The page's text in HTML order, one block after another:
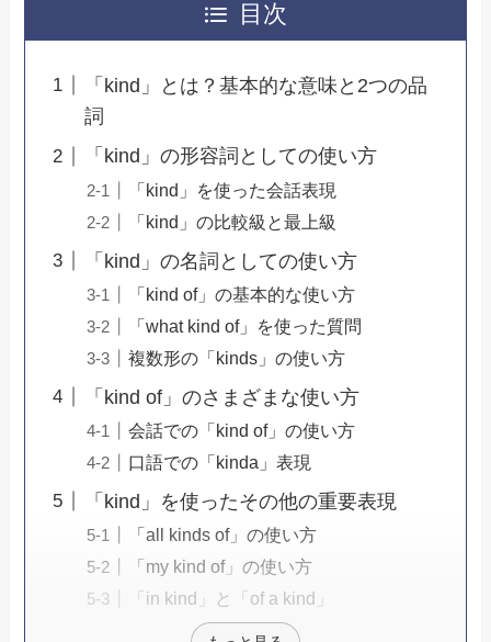
目次
「kind」とは？基本的な意味と2つの品
詞
「kind」の形容詞としての使い方
「kind」を使った会話表現
「kind」の比較級と最上級
「kind」の名詞としての使い方
「kind of」の基本的な使い方
「what kind of」を使った質問
複数形の「kinds」の使い方
「kind of」のさまざまな使い方
会話での「kind of」の使い方
口語での「kinda」表現
「kind」を使ったその他の重要表現
「all kinds of」の使い方
「my kind of」の使い方
「in kind」と「of a kind」